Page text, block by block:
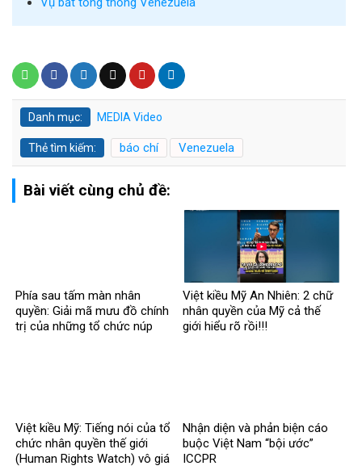
Danh mục: MEDIA Video
Thẻ tìm kiếm: báo chí Venezuela
Bài viết cùng chủ đề:
Phía sau tấm màn nhân
quyền: Giải mã mưu đồ chính
trị của những tổ chức núp
Việt kiều Mỹ An Nhiên: 2 chữ
nhân quyền của Mỹ cả thế
giới hiểu rõ rồi!!!
Việt kiều Mỹ: Tiếng nói của tổ
chức nhân quyền thế giới
(Human Rights Watch) vô giá
Nhận diện và phản biện cáo
buộc Việt Nam “bội ước”
ICCPR